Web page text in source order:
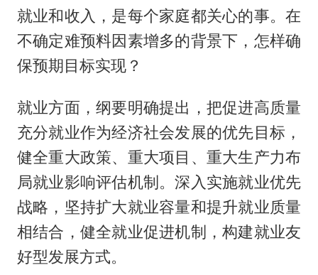
就业和收入，是每个家庭都关心的事。在
不确定难预料因素增多的背景下，怎样确
保预期目标实现？
就业方面，纲要明确提出，把促进高质量
充分就业作为经济社会发展的优先目标，
健全重大政策、重大项目、重大生产力布
局就业影响评估机制。深入实施就业优先
战略，坚持扩大就业容量和提升就业质量
相结合，健全就业促进机制，构建就业友
好型发展方式。